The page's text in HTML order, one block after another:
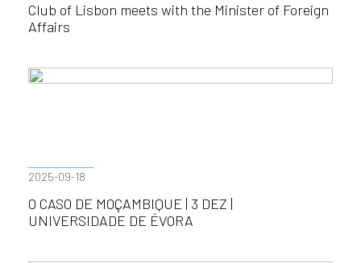
Club of Lisbon meets with the Minister of Foreign
Affairs
2025-09-18
O CASO DE MOÇAMBIQUE | 3 DEZ |
UNIVERSIDADE DE ÉVORA